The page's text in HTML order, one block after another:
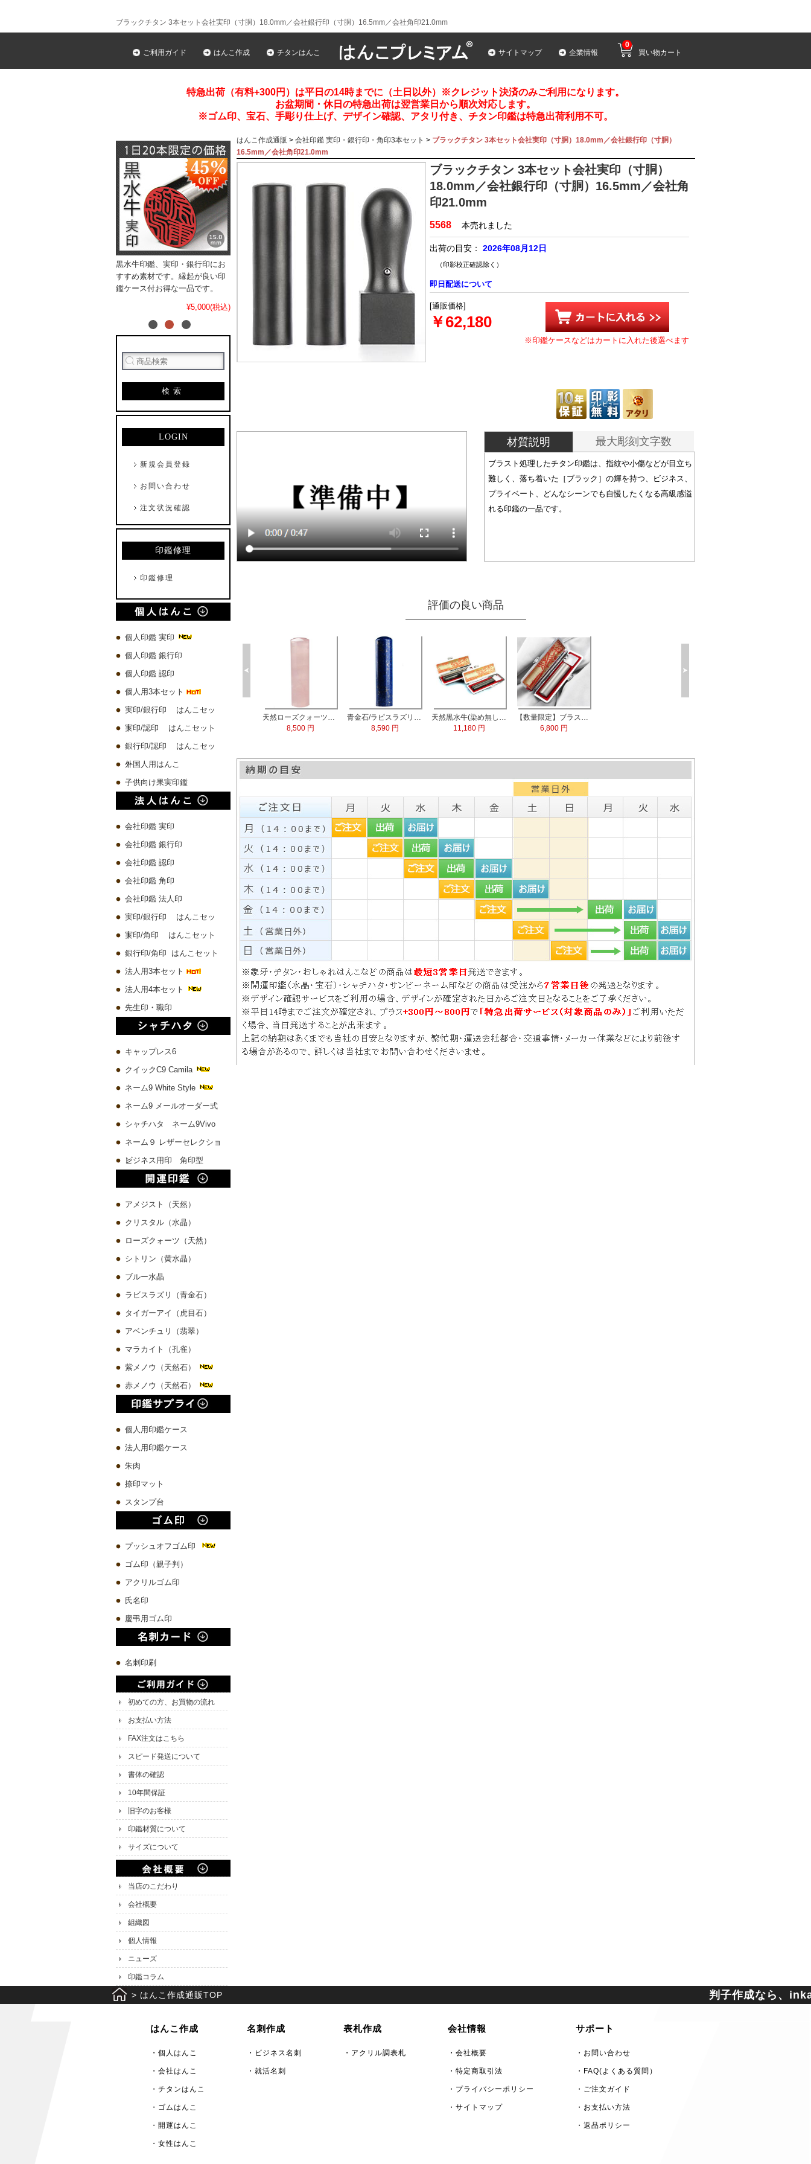
ブラックチタン 3本セット会社実印（寸胴）18.0mm／会社銀行印（寸胴）16.5mm／会社角印21.0mm
ご利用ガイド はんこ作成 チタンはんこ サイトマップ 企業情報 買い物カート
0
特急出荷（有料+300円）は平日の14時までに（土日以外）※クレジット決済のみご利用になります。
お盆期間・休日の特急出荷は翌営業日から順次対応します。
※ゴム印、宝石、手彫り仕上げ、デザイン確認、アタリ付き、チタン印鑑は特急出荷利用不可。
黒水牛印鑑、実印・銀行印にお
すすめ素材です。縁起が良い印
鑑ケース付お得な一品です。
¥5,000(税込)
検索
LOGIN
新規会員登録
お問い合わせ
注文状況確認
印鑑修理
印鑑修理
個人印鑑 実印
個人印鑑 銀行印
個人印鑑 認印
個人用3本セット
実印/銀行印 はんこセッ
ト
実印/認印 はんこセット
銀行印/認印 はんこセッ
ト
外国人用はんこ
子供向け果実印鑑
会社印鑑 実印
会社印鑑 銀行印
会社印鑑 認印
会社印鑑 角印
会社印鑑 法人印
実印/銀行印 はんこセッ
ト
実印/角印 はんこセット
銀行印/角印 はんこセット
法人用3本セット
法人用4本セット
先生印・職印
キャップレス6
クイックC9 Camila
ネーム9 White Style
ネーム9 メールオーダー式
シャチハタ ネーム9Vivo
ネーム９ レザーセレクショ
ン
ビジネス用印 角印型
アメジスト（天然）
クリスタル（水晶）
ローズクォーツ（天然）
シトリン（黄水晶）
ブルー水晶
ラビスラズリ（青金石）
タイガーアイ（虎目石）
アベンチュリ（翡翠）
マラカイト（孔雀）
紫メノウ（天然石）
赤メノウ（天然石）
個人用印鑑ケース
法人用印鑑ケース
朱肉
捺印マット
スタンプ台
プッシュオフゴム印
ゴム印（親子判）
アクリルゴム印
氏名印
慶弔用ゴム印
名刺印刷
初めての方、お買物の流れ
お支払い方法
FAX注文はこちら
スピード発送について
書体の確認
10年間保証
旧字のお客様
印鑑材質について
サイズについて
当店のこだわり
会社概要
組織図
個人情報
ニューズ
印鑑コラム
はんこ作成通販 > 会社印鑑 実印・銀行印・角印3本セット > ブラックチタン 3本セット会社実印（寸胴）18.0mm／会社銀行印（寸胴）
16.5mm／会社角印21.0mm
ブラックチタン 3本セット会社実印（寸胴）
18.0mm／会社銀行印（寸胴）16.5mm／会社角
印21.0mm
5568 本売れました
出荷の目安： 2026年08月12日
（印影校正確認除く）
即日配送について
[通販価格]
￥62,180
※印鑑ケースなどはカートに入れた後選べます
材質説明 最大彫刻文字数
ブラスト処理したチタン印鑑は、指紋や小傷などが目立ち
難しく、落ち着いた［ブラック］の輝を持つ、ビジネス、
プライベート、どんなシーンでも自慢したくなる高級感溢
れる印鑑の一品です。
評価の良い商品
4,500 円
19,780 円
天然ローズクォーツ水晶 実印13.5mm
8,500 円
青金石/ラピスラズリ 実印60x15.0mm
8,590 円
天然黒水牛(染め無し) 実印60x16.5mm/銀行印60x13.5mm 2本セット
11,180 円
【数量限定】ブラストチタン印鑑 印鑑ケース付
6,800 円
> はんこ作成通販TOP 判子作成なら、
はんこ作成
・個人はんこ
・会社はんこ
・チタンはんこ
・ゴムはんこ
・開運はんこ
・女性はんこ
名刺作成
・ビジネス名刺
・就活名刺
表札作成
・アクリル調表札
会社情報
・会社概要
・特定商取引法
・プライバシーポリシー
・サイトマップ
サポート
・お問い合わせ
・FAQ(よくある質問）
・ご注文ガイド
・お支払い方法
・返品ポリシー